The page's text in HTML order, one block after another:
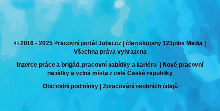
© 2016 - 2025 Pracovní portál Jobsi.cz | člen skupiny 123jobs Media |
Všechna práva vyhrazena
Inzerce práce a brigád, pracovní nabídky a kariéra | Nové pracovní
nabídky a volná místa z celé České republiky
Obchodní podmínky| Zpracování osobních údajů